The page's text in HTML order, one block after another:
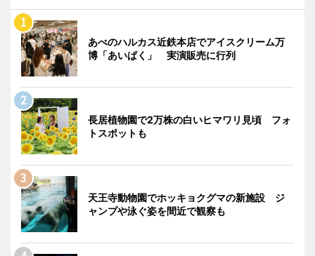
あべのハルカス近鉄本店でアイスクリーム万
博「あいぱく」 実演販売に行列
長居植物園で2万株の白いヒマワリ見頃 フォ
トスポットも
天王寺動物園でホッキョクグマの新施設 ジ
ャンプや泳ぐ姿を間近で観察も